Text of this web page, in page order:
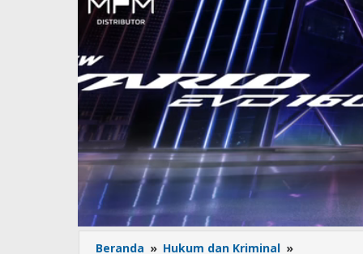
Beranda » Hukum dan Kriminal »